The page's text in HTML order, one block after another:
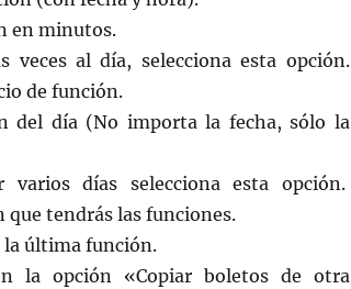
en minutos.
veces al día, selecciona esta opción.
de función.
del día (No importa la fecha, sólo la
días selecciona esta opción.
que tendrás las funciones.
la última función.
la opción «Copiar boletos de otra